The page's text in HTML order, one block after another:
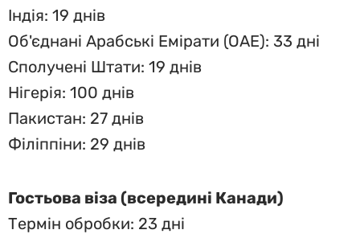
Індія: 19 днів
Об'єднані Арабські Емірати (ОАЕ): 33 дні
Сполучені Штати: 19 днів
Нігерія: 100 днів
Пакистан: 27 днів
Філіппіни: 29 днів
Гостьова віза (всередині Канади)
Термін обробки: 23 дні